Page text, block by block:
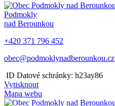
Podmokly
nad Berounkou
+420 371 796 452
obec@podmoklynadberounkou.cz
ID Datové schránky: h23ay86
Vytisknout
Mapa webu